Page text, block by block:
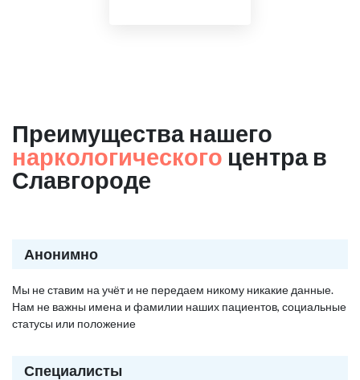
Преимущества нашего
наркологического центра в
Славгороде
Анонимно
Мы не ставим на учёт и не передаем никому никакие данные.
Нам не важны имена и фамилии наших пациентов, социальные
статусы или положение
Специалисты